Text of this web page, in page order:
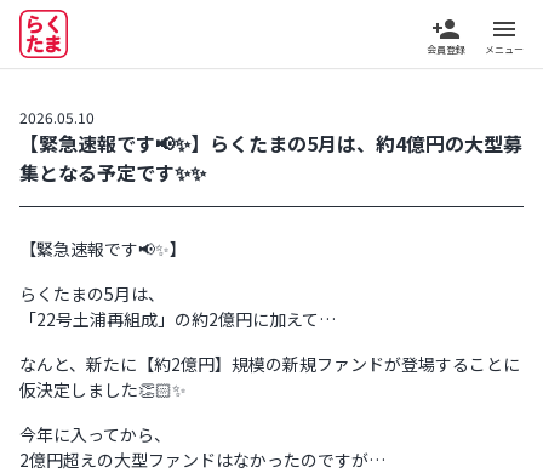
person_add
会員登録
menu
メニュー
2026.05.10
【緊急速報です📢✨】らくたまの5月は、約4億円の大型募
集となる予定です✨✨
【緊急速報です📢✨】
らくたまの5月は、
「22号土浦再組成」の約2億円に加えて…
なんと、新たに【約2億円】規模の新規ファンドが登場することに
仮決定しました👏🏻✨
今年に入ってから、
2億円超えの大型ファンドはなかったのですが…